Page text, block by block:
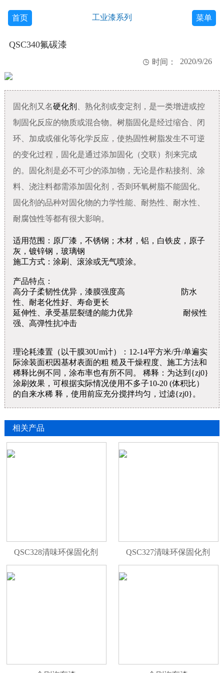
首页 工业漆系列 菜单
QSC340氟碳漆
 时间： 2020/9/26
固化剂又名硬化剂
、熟化剂或变定剂，是一类增进或控
制固化反应的物质或混合物。树脂固化是经过缩合、闭
环、加成或催化等化学反应，使热固性树脂发生不可逆
的变化过程，固化是通过添加固化（交联）剂来完成
的。固化剂是必不可少的添加物，无论是作粘接剂、涂
料、浇注料都需添加固化剂，否则环氧树脂不能固化。
固化剂的品种对固化物的力学性能、耐热性、耐水性、
耐腐蚀性等都有很大影响。
适用范围：原厂漆，不锈钢；木材，铝，白铁皮，原子
灰，镀锌钢，玻璃钢
施工方式：涂刷、滚涂或无气喷涂。
产品特点：
高分子柔韧性优异，漆膜强度高 防水
性、耐老化性好、寿命更长
延伸性、承受基层裂缝的能力优异 耐候性
强、高弹性抗冲击
理论耗漆置（以干膜30Um计）：12-14平方米/升/单遍实
际涂装面积因基材表面的粗 糙及干燥程度、施工方法和
稀释比例不同，涂布率也有所不同。 稀释：为达到{zj0}
涂刷效果，可根据实际情况使用不多子10-20 (体积比）
的自来水稀 释，使用前应充分搅拌均匀，过滤{zj0}。
相关产品
QSC328清味环保固化剂 QSC327清味环保固化剂